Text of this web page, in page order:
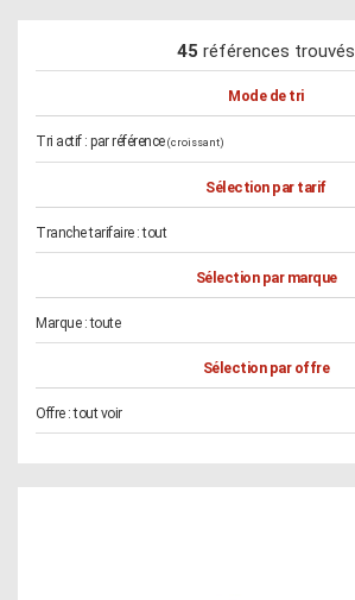
45 références trouvés
Mode de tri
Tri actif : par référence (croissant)
Sélection par tarif
Tranche tarifaire :tout
Sélection par marque
Marque :toute
Sélection par offre
Offre :tout voir